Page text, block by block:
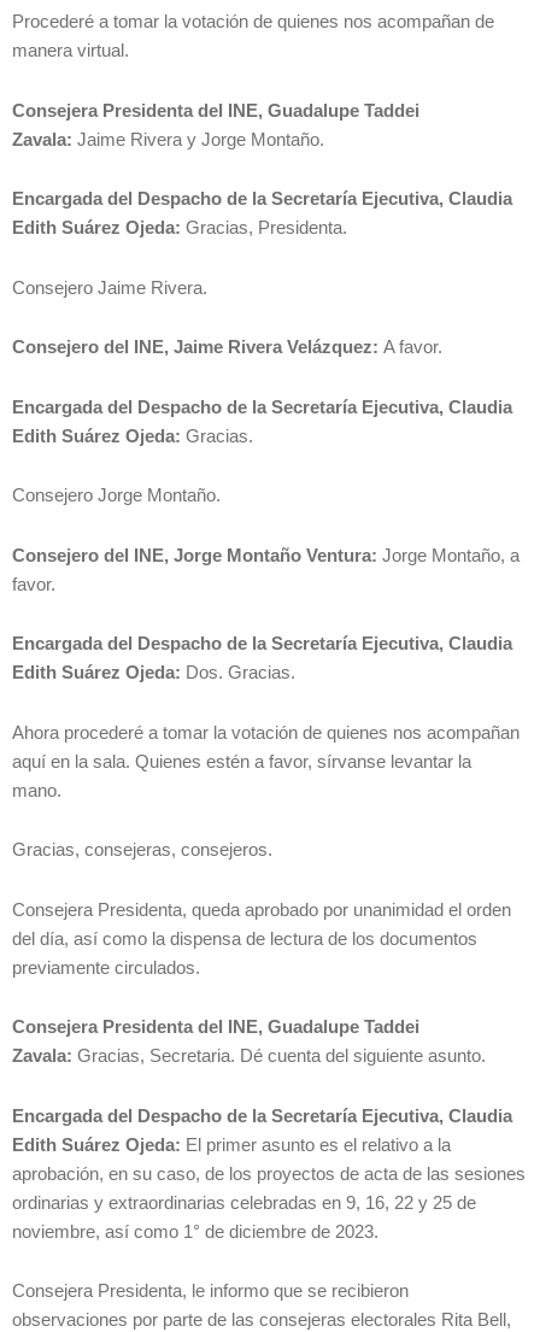
Procederé a tomar la votación de quienes nos acompañan de
manera virtual.
Consejera Presidenta del INE, Guadalupe Taddei
Zavala: Jaime Rivera y Jorge Montaño.
Encargada del Despacho de la Secretaría Ejecutiva, Claudia
Edith Suárez Ojeda: Gracias, Presidenta.
Consejero Jaime Rivera.
Consejero del INE, Jaime Rivera Velázquez: A favor.
Encargada del Despacho de la Secretaría Ejecutiva, Claudia
Edith Suárez Ojeda: Gracias.
Consejero Jorge Montaño.
Consejero del INE, Jorge Montaño Ventura: Jorge Montaño, a
favor.
Encargada del Despacho de la Secretaría Ejecutiva, Claudia
Edith Suárez Ojeda: Dos. Gracias.
Ahora procederé a tomar la votación de quienes nos acompañan
aquí en la sala. Quienes estén a favor, sírvanse levantar la
mano.
Gracias, consejeras, consejeros.
Consejera Presidenta, queda aprobado por unanimidad el orden
del día, así como la dispensa de lectura de los documentos
previamente circulados.
Consejera Presidenta del INE, Guadalupe Taddei
Zavala: Gracias, Secretaria. Dé cuenta del siguiente asunto.
Encargada del Despacho de la Secretaría Ejecutiva, Claudia
Edith Suárez Ojeda: El primer asunto es el relativo a la
aprobación, en su caso, de los proyectos de acta de las sesiones
ordinarias y extraordinarias celebradas en 9, 16, 22 y 25 de
noviembre, así como 1° de diciembre de 2023.
Consejera Presidenta, le informo que se recibieron
observaciones por parte de las consejeras electorales Rita Bell,